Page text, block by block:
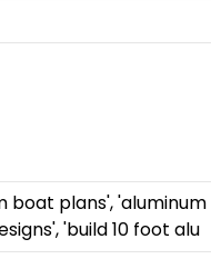
boat plans', 'aluminum
'build 10 foot alu